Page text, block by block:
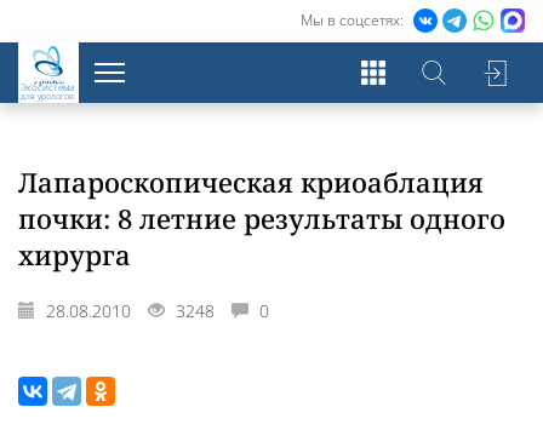
Мы в соцсетях:
Экосистема
для урологов
Лапароскопическая криоаблация
почки: 8 летние результаты одного
хирурга
28.08.2010 3248 0